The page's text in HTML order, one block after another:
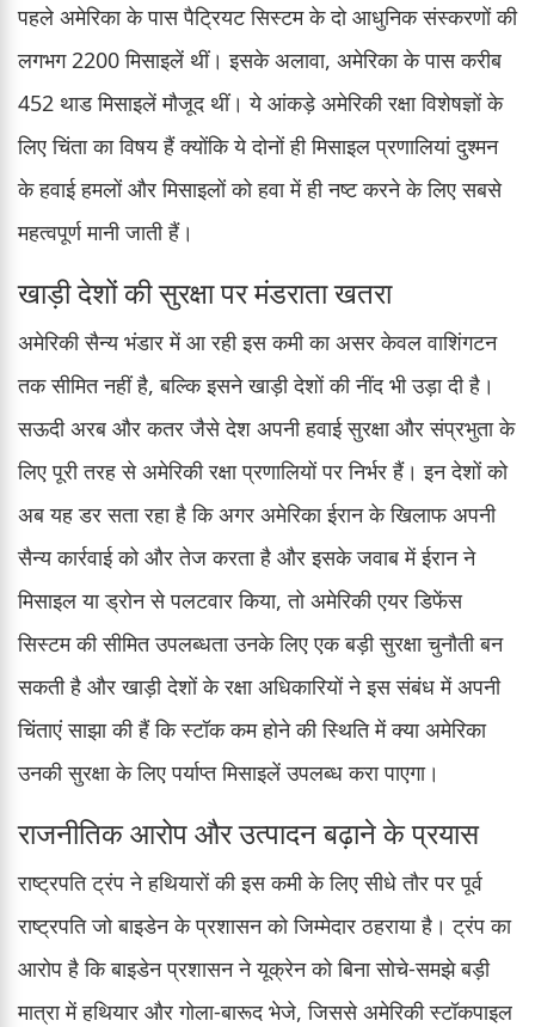
पहले अमेरिका के पास पैट्रियट सिस्टम के दो आधुनिक संस्करणों की
लगभग 2200 मिसाइलें थीं। इसके अलावा, अमेरिका के पास करीब
452 थाड मिसाइलें मौजूद थीं। ये आंकड़े अमेरिकी रक्षा विशेषज्ञों के
लिए चिंता का विषय हैं क्योंकि ये दोनों ही मिसाइल प्रणालियां दुश्मन
के हवाई हमलों और मिसाइलों को हवा में ही नष्ट करने के लिए सबसे
महत्वपूर्ण मानी जाती हैं।
खाड़ी देशों की सुरक्षा पर मंडराता खतरा
अमेरिकी सैन्य भंडार में आ रही इस कमी का असर केवल वाशिंगटन
तक सीमित नहीं है, बल्कि इसने खाड़ी देशों की नींद भी उड़ा दी है।
सऊदी अरब और कतर जैसे देश अपनी हवाई सुरक्षा और संप्रभुता के
लिए पूरी तरह से अमेरिकी रक्षा प्रणालियों पर निर्भर हैं। इन देशों को
अब यह डर सता रहा है कि अगर अमेरिका ईरान के खिलाफ अपनी
सैन्य कार्रवाई को और तेज करता है और इसके जवाब में ईरान ने
मिसाइल या ड्रोन से पलटवार किया, तो अमेरिकी एयर डिफेंस
सिस्टम की सीमित उपलब्धता उनके लिए एक बड़ी सुरक्षा चुनौती बन
सकती है और खाड़ी देशों के रक्षा अधिकारियों ने इस संबंध में अपनी
चिंताएं साझा की हैं कि स्टॉक कम होने की स्थिति में क्या अमेरिका
उनकी सुरक्षा के लिए पर्याप्त मिसाइलें उपलब्ध करा पाएगा।
राजनीतिक आरोप और उत्पादन बढ़ाने के प्रयास
राष्ट्रपति ट्रंप ने हथियारों की इस कमी के लिए सीधे तौर पर पूर्व
राष्ट्रपति जो बाइडेन के प्रशासन को जिम्मेदार ठहराया है। ट्रंप का
आरोप है कि बाइडेन प्रशासन ने यूक्रेन को बिना सोचे-समझे बड़ी
मात्रा में हथियार और गोला-बारूद भेजे, जिससे अमेरिकी स्टॉकपाइल